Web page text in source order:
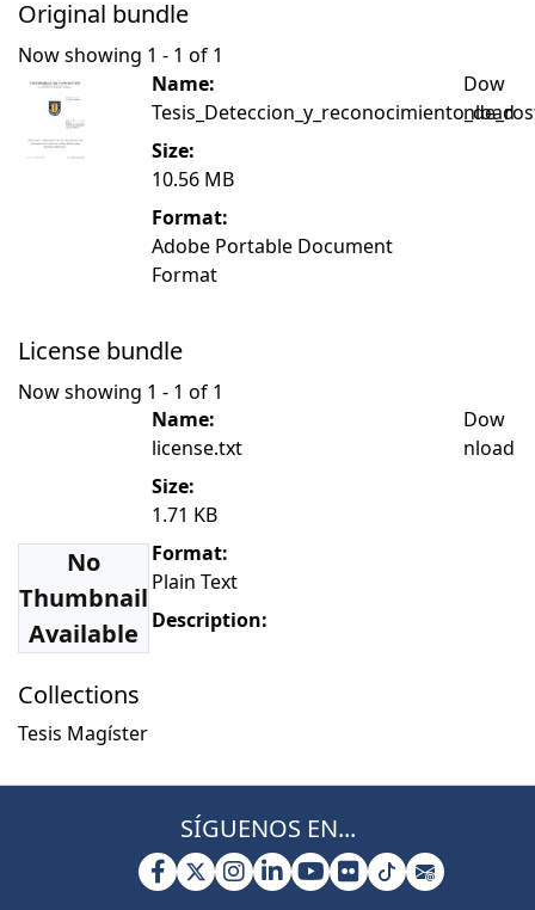
Original bundle
Now showing 1 - 1 of 1
Name:
Size:
10.56 MB
Format:
Adobe Portable Document
Format
Dow
nload
License bundle
Now showing 1 - 1 of 1
No
Thumbnail
Available
Name:
license.txt
Size:
1.71 KB
Format:
Plain Text
Description:
Dow
nload
Collections
Tesis Magíster
SÍGUENOS EN...